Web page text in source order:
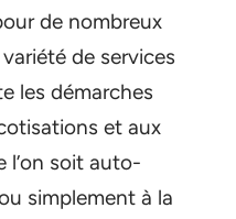
de nombreux
de services
les démarches
et aux
l’on soit auto-
simplement à la